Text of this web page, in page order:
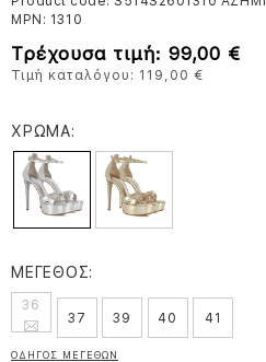
MPN: 1310
Τρέχουσα τιμή: 99,00 €
Τιμή καταλόγου: 119,00 €
ΧΡΩΜΑ:
ΜΕΓΕΘΟΣ:
36
37
39 40 41
ΟΔΗΓΟΣ ΜΕΓΕΘΩΝ